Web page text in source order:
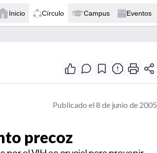
Inicio Círculo Campus Eventos
Publicado el 8 de junio de 2005
precoz